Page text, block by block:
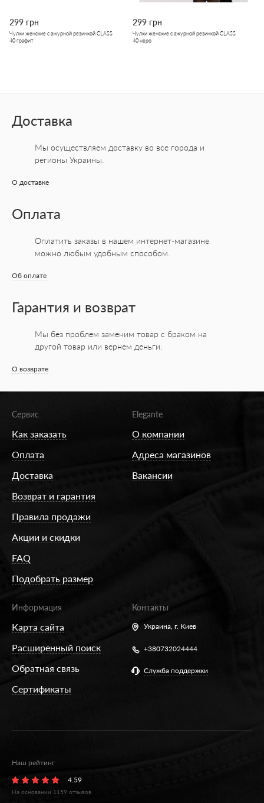
299 грн
Чулки женские с ажурной резинкой CLASS
40 графит
299 грн
Чулки женские с ажурной резинкой CLASS
40 неро
Доставка
Мы осуществляем доставку во все города и
регионы Украины.
О доставке
Оплата
Оплатить заказы в нашем интернет-магазине
можно любым удобным способом.
Об оплате
Гарантия и возврат
Мы без проблем заменим товар с браком на
другой товар или вернем деньги.
О возврате
Сервис
Как заказать
Оплата
Доставка
Возврат и гарантия
Правила продажи
Акции и скидки
FAQ
Подобрать размер
Elegante
О компании
Адреса магазинов
Вакансии
Информация
Карта сайта
Расширенный поиск
Обратная связь
Сертификаты
Контакты
Украина, г. Киев
+380732024444
Служба поддержки
Наш рейтинг
4.59
На основании 1159 отзывов